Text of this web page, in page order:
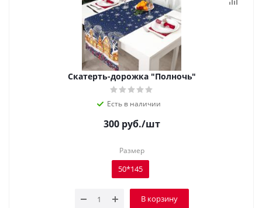
Скатерть-дорожка "Полночь"
Есть в наличии
300руб./шт
Размер
50*145
В корзину